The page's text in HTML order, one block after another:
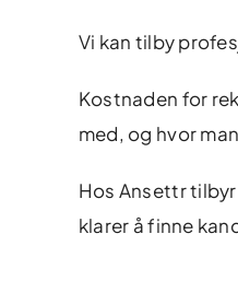
Vi kan tilby
Kostnaden for
med, og hvor
Hos Ansettr
klarer å finne